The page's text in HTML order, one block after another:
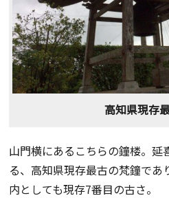
高知県現存
山門横にあるこちらの鐘楼。
る、高知県現存最古の梵鐘であ
内としても現存7番目の古さ。